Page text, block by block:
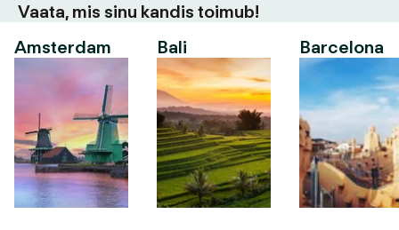
Vaata, mis sinu kandis toimub!
Amsterdam
Bali Barcelona